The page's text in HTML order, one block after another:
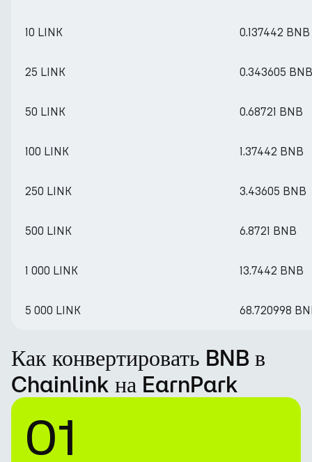
10 LINK 0.137442 BNB
25 LINK 0.343605 BNB
50 LINK 0.68721 BNB
100 LINK 1.37442 BNB
250 LINK 3.43605 BNB
500 LINK 6.8721 BNB
1 000 LINK 13.7442 BNB
5 000 LINK 68.720998
Как конвертировать BNB в
Chainlink на EarnPark
01